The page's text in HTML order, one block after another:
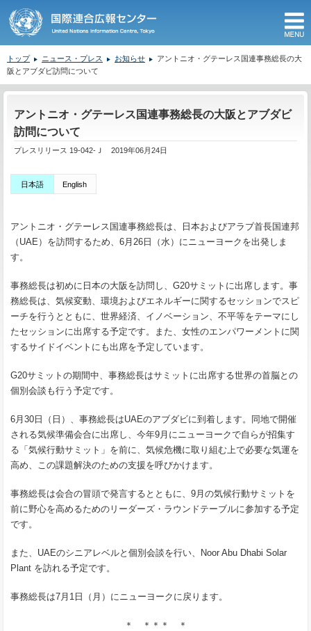
トップ ニュース・プレス お知らせ
アントニオ・グテーレス国連事務総長の大
阪とアブダビ訪問について
アントニオ・グテーレス国連事務総長の大阪とアブダビ
訪問について
プレスリリース 19-042-Ｊ 2019年06月24日
日本語 English
アントニオ・グテーレス国連事務総長は、日本およびアラブ首長国連邦
（UAE）を訪問するため、6月26日（水）にニューヨークを出発しま
す。
事務総長は初めに日本の大阪を訪問し、G20サミットに出席します。事
務総長は、気候変動、環境およびエネルギーに関するセッションでスピ
ーチを行うとともに、世界経済、イノベーション、不平等をテーマにし
たセッションに出席する予定です。また、女性のエンパワーメントに関
するサイドイベントにも出席を予定しています。
G20サミットの期間中、事務総長はサミットに出席する世界の首脳との
個別会談も行う予定です。
6月30日（日）、事務総長はUAEのアブダビに到着します。同地で開催
される気候準備会合に出席し、今年9月にニューヨークで自らが招集す
る「気候行動サミット」を前に、気候危機に取り組む上で必要な気運を
高め、この課題解決のための支援を呼びかけます。
事務総長は会合の冒頭で発言するとともに、9月の気候行動サミットを
前に野心を高めるためのリーダーズ・ラウンドテーブルに参加する予定
です。
また、UAEのシニアレベルと個別会談を行い、Noor Abu Dhabi Solar
Plant を訪れる予定です。
事務総長は7月1日（月）にニューヨークに戻ります。
＊ ＊＊＊ ＊